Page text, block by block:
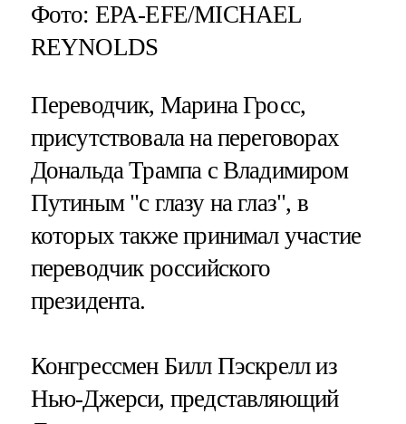
Фото: EPA-EFE/MICHAEL
REYNOLDS
Переводчик, Марина Гросс,
присутствовала на переговорах
Дональда Трампа с Владимиром
Путиным "с глазу на глаз", в
которых также принимал участие
переводчик российского
президента.
Конгрессмен Билл Пэскрелл из
Нью-Джерси, представляющий